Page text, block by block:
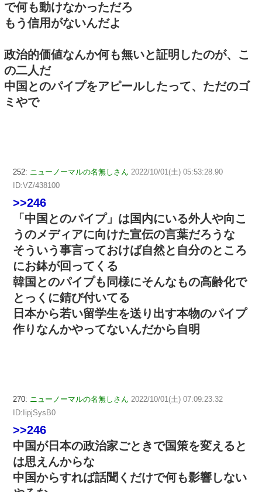
で何も動けなかっただろ
もう信用がないんだよ
政治的価値なんか何も無いと証明したのが、こ
の二人だ
中国とのパイプをアピールしたって、ただのゴ
ミやで
252: ニューノーマルの名無しさん 2022/10/01(土) 05:53:28.90
ID:VZ/438100
>>246
「中国とのパイプ」は国内にいる外人や向こ
うのメディアに向けた宣伝の言葉だろうな
そういう事言っておけば自然と自分のところ
にお鉢が回ってくる
韓国とのパイプも同様にそんなもの高齢化で
とっくに錆び付いてる
日本から若い留学生を送り出す本物のパイプ
作りなんかやってないんだから自明
270: ニューノーマルの名無しさん 2022/10/01(土) 07:09:23.32
ID:IipjSysB0
>>246
中国が日本の政治家ごときで国策を変えると
は思えんからな
中国からすれば話聞くだけで何も影響しない